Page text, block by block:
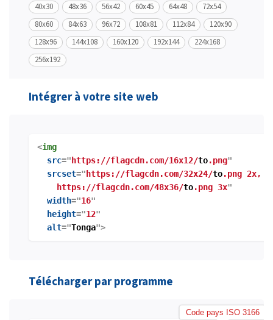
40x30
48x36 56x42 60x45 64x48
72x54
80x60
84x63 96x72 108x81 112x84
120x90
128x96
144x108 160x120 192x144
224x168
256x192
Intégrer à votre site web
<img
src=" https://flagcdn.com/16x12/to.png"
srcset=" https://flagcdn.com/32x24/to.png 2x,
https://flagcdn.com/48x36/to.png 3x"
width="16"
height="12"
alt="Tonga">
Télécharger par programme
Code pays ISO 3166